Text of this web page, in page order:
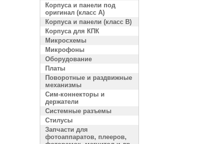
Корпуса и панели под
оригинал (класс A)
Корпуса и панели (класс B)
Корпуса для КПК
Микросхемы
Микрофоны
Оборудование
Платы
Поворотные и раздвижные
механизмы
Сим-коннекторы и
держатели
Системные разъемы
Стилусы
Запчасти для
фотоаппаратов, плееров,